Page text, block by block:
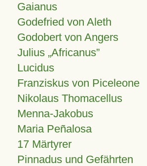
Gaianus
Godefried von Aleth
Godobert von Angers
Julius Africanus
Lucidus
Franziskus von Piceleone
Nikolaus Thomacellus
Menna-Jakobus
Maria Peñalosa
17 Märtyrer
Pinnadus und Gefährten